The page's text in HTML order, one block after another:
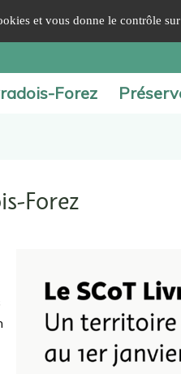
Forez
Forez
et vous donne le contrôle